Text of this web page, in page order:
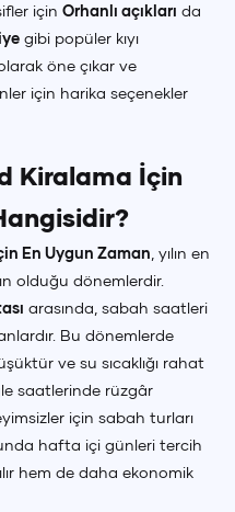
içinOrhanlı açıkları da
gibi popüler kıyı
öne çıkar ve
için harika seçenekler
Kiralama İçin
En Uygun Zaman , yılın en
olduğu dönemlerdir.
arasında, sabah saatleri
Bu dönemlerde
ve su sıcaklığı rahat
saatlerinde rüzgâr
için sabah turları
hafta içi günleri tercih
hem de daha ekonomik